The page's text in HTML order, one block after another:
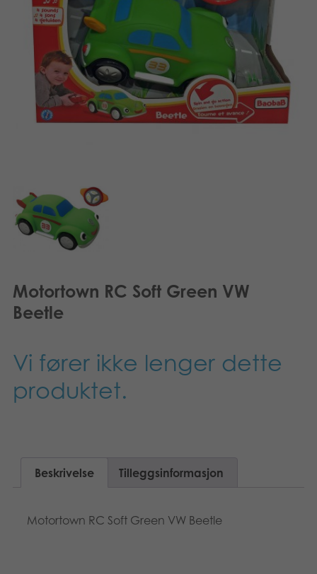
Bøker
Applikasjoner
Arkiverte produkter
Dansk
Svenska
Motortown RC Soft Green VW
Beetle
Vi fører ikke lenger dette
produktet.
Beskrivelse Tilleggsinformasjon
Motortown RC Soft Green VW Beetle